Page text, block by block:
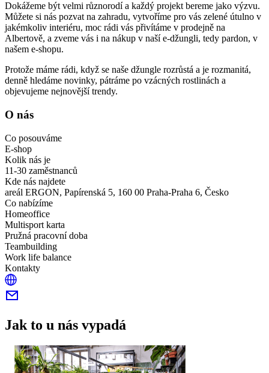
Dokážeme být velmi různorodí a každý projekt bereme jako výzvu.
Můžete si nás pozvat na zahradu, vytvoříme pro vás zelené útulno v
jakémkoliv interiéru, moc rádi vás přivítáme v prodejně na
Albertově, a zveme vás i na nákup v naší e-džungli, tedy pardon, v
našem e-shopu.
Protože máme rádi, když se naše džungle rozrůstá a je rozmanitá,
denně hledáme novinky, pátráme po vzácných rostlinách a
objevujeme nejnovější trendy.
O nás
Co posouváme
E-shop
Kolik nás je
11-30 zaměstnanců
Kde nás najdete
areál ERGON, Papírenská 5, 160 00 Praha-Praha 6, Česko
Co nabízíme
Homeoffice
Multisport karta
Pružná pracovní doba
Teambuilding
Work life balance
Kontakty
Jak to u nás vypadá